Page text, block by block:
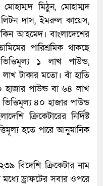
মিঠুন, মোহাম্মদ
লিটন দাস, ইমরুল কায়েস,
আহমেদ। বাংলাদেশের
পারিশ্রমিক থাকছে
১ লাখ পাউন্ড,
লাখ টাকার মতো। বাঁ হাতি
হাজার পাউন্ড বা ৬৪ লাখ
৪০ হাজার পাউন্ড
ক্রিকেটারের নির্দিষ্ট
হতে পারে আনুমানিক
বিদেশি ক্রিকেটার নাম
মধ্যে ড্রাফটের সবার ওপরে